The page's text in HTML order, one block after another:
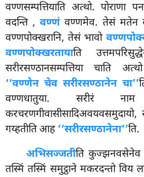
वण्णसम्पत्तियाति अत्थो. पोराणा
वदन्ति ,वण्णंवण्णमेव. तेसं मतेन
वण्णपोक्खरानि, तेसं भावो
वण्णपोक्खरतायाति
सरीरसण्ठानसम्पत्तिया चाति
‘‘वण्णेन चेव सरीरसण्ठानेन चा’’
वण्णधातुया. सरीरं नाम
गय्हतीति आह‘‘सरीरसण्ठानेना’’ति.
अभिसज्जतीति कुज्झनवसेनेव
तस्मिं तस्मिं समुट्ठाने मकरदन्तो विय